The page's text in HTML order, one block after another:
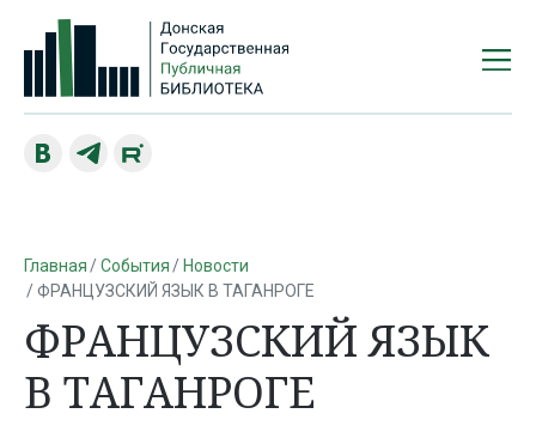
Главная События
Новости
ФРАНЦУЗСКИЙ ЯЗЫК В ТАГАНРОГЕ
ФРАНЦУЗСКИЙ ЯЗЫК
В ТАГАНРОГЕ